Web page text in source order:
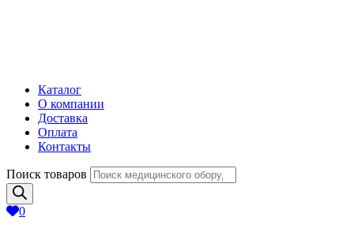
Каталог
О компании
Доставка
Оплата
Контакты
Поиск товаров
0